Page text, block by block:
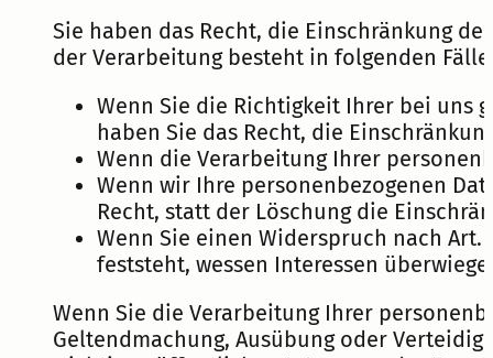
Sie haben das Recht, die Einschränkung
der Verarbeitung besteht in folgenden
Wenn Sie die Richtigkeit Ihrer bei uns
haben Sie das Recht, die
Wenn die Verarbeitung Ihrer
Wenn wir Ihre personenbezogenen
Recht, statt der Löschung die
Wenn Sie einen Widerspruch nach Art.
feststeht, wessen Interessen
Wenn Sie die Verarbeitung Ihrer
Geltendmachung, Ausübung oder